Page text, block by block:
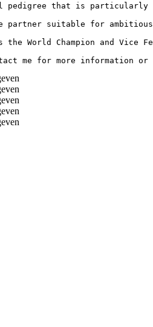
pedigree that is
partner suitable for
World Champion and Vice
me for more information or